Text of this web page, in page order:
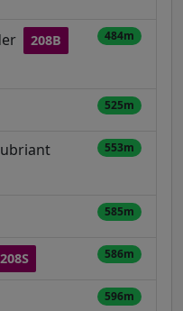
208B
484m
525m
553m
585m
208S 586m
596m